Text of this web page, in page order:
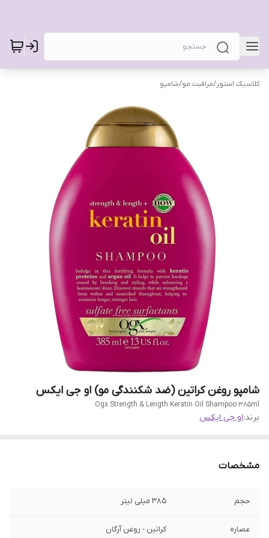
کلاسیک استور/مراقبت مو/شامپو
شامپو روغن کراتین (ضد شکنندگی مو) او جی ایکس
Ogx Strength & Length Keratin Oil Shampoo 385ml
برند:او جی ایکس
مشخصات
حجم 385 میلی لیتر
عصاره کراتین - روغن آرگان